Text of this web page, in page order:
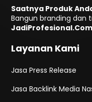
Saatnya Produk
Bangun branding dan
Layanan Kami
Jasa Press Release
Jasa Backlink Media